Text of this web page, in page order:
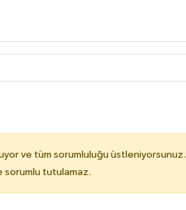
ve tüm sorumluluğu üstleniyorsunuz.
sorumlu tutulamaz.